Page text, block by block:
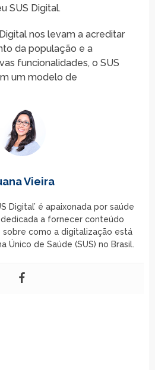
SUS Digital.
nos levam a acreditar
da população e a
funcionalidades, o SUS
um modelo de
Vieira
Digital’ é apaixonada por saúde
a fornecer conteúdo
como a digitalização está
Único de Saúde (SUS) no Brasil.